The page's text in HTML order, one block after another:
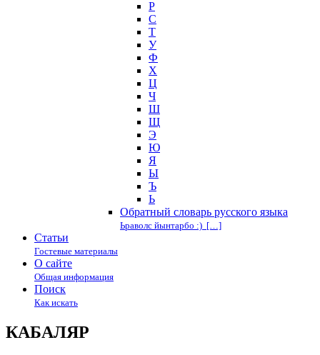
Р
С
Т
У
Ф
Х
Ц
Ч
Ш
Щ
Э
Ю
Я
Ы
Ъ
Ь
Обратный словарь русского языка
Ьраволс йынтарбо :) […]
Статьи
Гостевые материалы
О сайте
Общая информация
Поиск
Как искать
КАБАЛЯР